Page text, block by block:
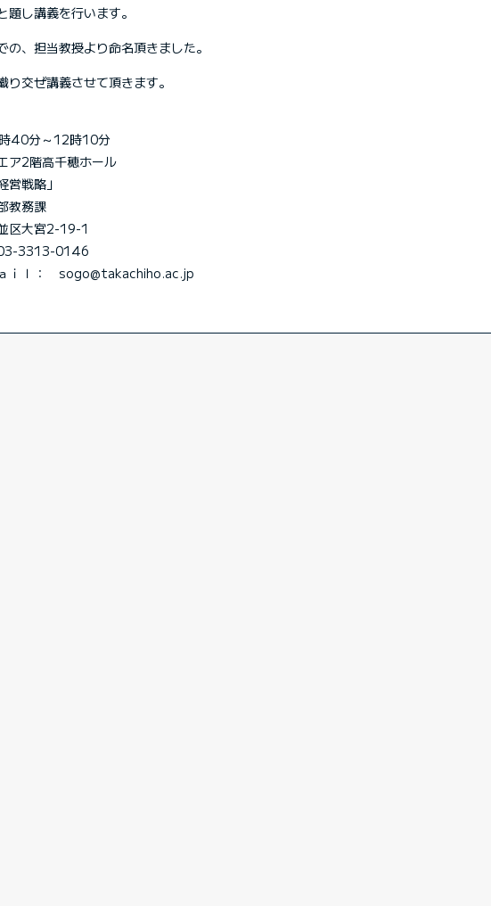
題し講義を行います。
の、担当教授より命名頂きました。
交ぜ講義させて頂きます。
40分～12時10分
ア2階高千穂ホール
戦略」
教務課
2-19-1
0146